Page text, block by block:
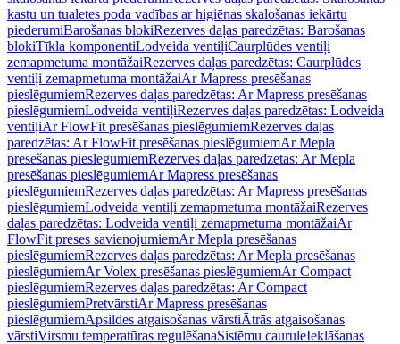
kastu un tualetes poda vadības ar higiēnas skalošanas iekārtu
piederumiBarošanas blokiRezerves daļas paredzētas: Barošanas
blokiTīkla komponentiLodveida ventiļiCaurplūdes ventiļi
zemapmetuma montāžaiRezerves daļas paredzētas: Caurplūdes
ventiļi zemapmetuma montāžaiAr Mapress presēšanas
pieslēgumiemRezerves daļas paredzētas: Ar Mapress presēšanas
pieslēgumiemLodveida ventiļiRezerves daļas paredzētas: Lodveida
ventiļiAr FlowFit presēšanas pieslēgumiemRezerves daļas
paredzētas: Ar FlowFit presēšanas pieslēgumiemAr Mepla
presēšanas pieslēgumiemRezerves daļas paredzētas: Ar Mepla
presēšanas pieslēgumiemAr Mapress presēšanas
pieslēgumiemRezerves daļas paredzētas: Ar Mapress presēšanas
pieslēgumiemLodveida ventiļi zemapmetuma montāžaiRezerves
daļas paredzētas: Lodveida ventiļi zemapmetuma montāžaiAr
FlowFit preses savienojumiemAr Mepla presēšanas
pieslēgumiemRezerves daļas paredzētas: Ar Mepla presēšanas
pieslēgumiemAr Volex presēšanas pieslēgumiemAr Compact
pieslēgumiemRezerves daļas paredzētas: Ar Compact
pieslēgumiemPretvārstiAr Mapress presēšanas
pieslēgumiemApsildes atgaisošanas vārstiĀtrās atgaisošanas
vārstiVirsmu temperatūras regulēšanaSistēmu cauruleIeklāšanas